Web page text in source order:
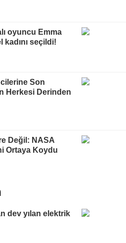
oyuncu Emma
kadını seçildi!
Son
Herkesi Derinden
Değil: NASA
Ortaya Koydu
dev yılan elektrik